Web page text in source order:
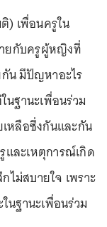
) เพื่อนครูใน
ายกับครูผู้หญิงที่
กัน มีปัญหาอะไร
นฐานะเพื่อนร่วม
หลือซึ่งกันและกัน
ละเหตุการณ์เกิด
ไม่สบายใจ เพราะ
นฐานะเพื่อนร่วม